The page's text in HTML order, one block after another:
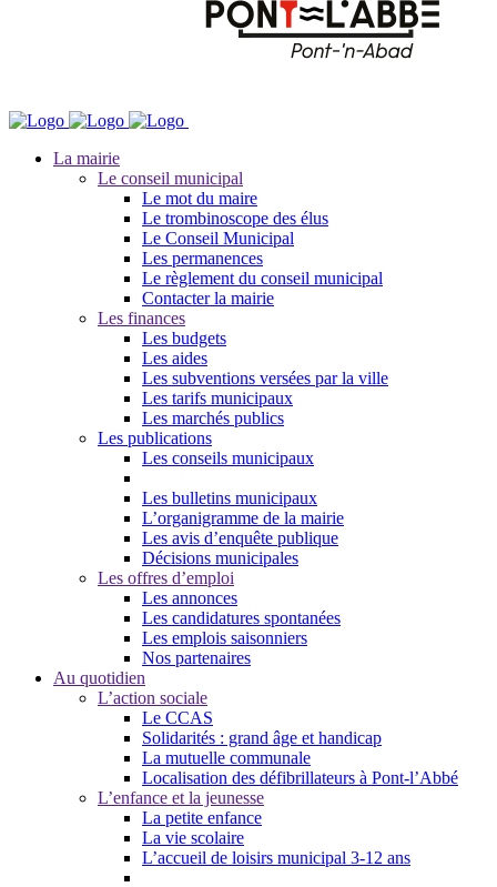
La mairie
Le conseil municipal
Le mot du maire
Le trombinoscope des élus
Le Conseil Municipal
Les permanences
Le règlement du conseil municipal
Contacter la mairie
Les finances
Les budgets
Les aides
Les subventions versées par la ville
Les tarifs municipaux
Les marchés publics
Les publications
Les conseils municipaux
Les bulletins municipaux
L’organigramme de la mairie
Les avis d’enquête publique
Décisions municipales
Les offres d’emploi
Les annonces
Les candidatures spontanées
Les emplois saisonniers
Nos partenaires
Au quotidien
L’action sociale
Le CCAS
Solidarités : grand âge et handicap
La mutuelle communale
Localisation des défibrillateurs à Pont-l’Abbé
L’enfance et la jeunesse
La petite enfance
La vie scolaire
L’accueil de loisirs municipal 3-12 ans